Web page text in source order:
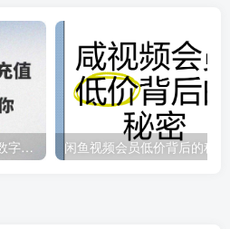
低价影视会员拿货平台，数字权益卡券优质服务商 闲鱼视频会员低价背后的秘密